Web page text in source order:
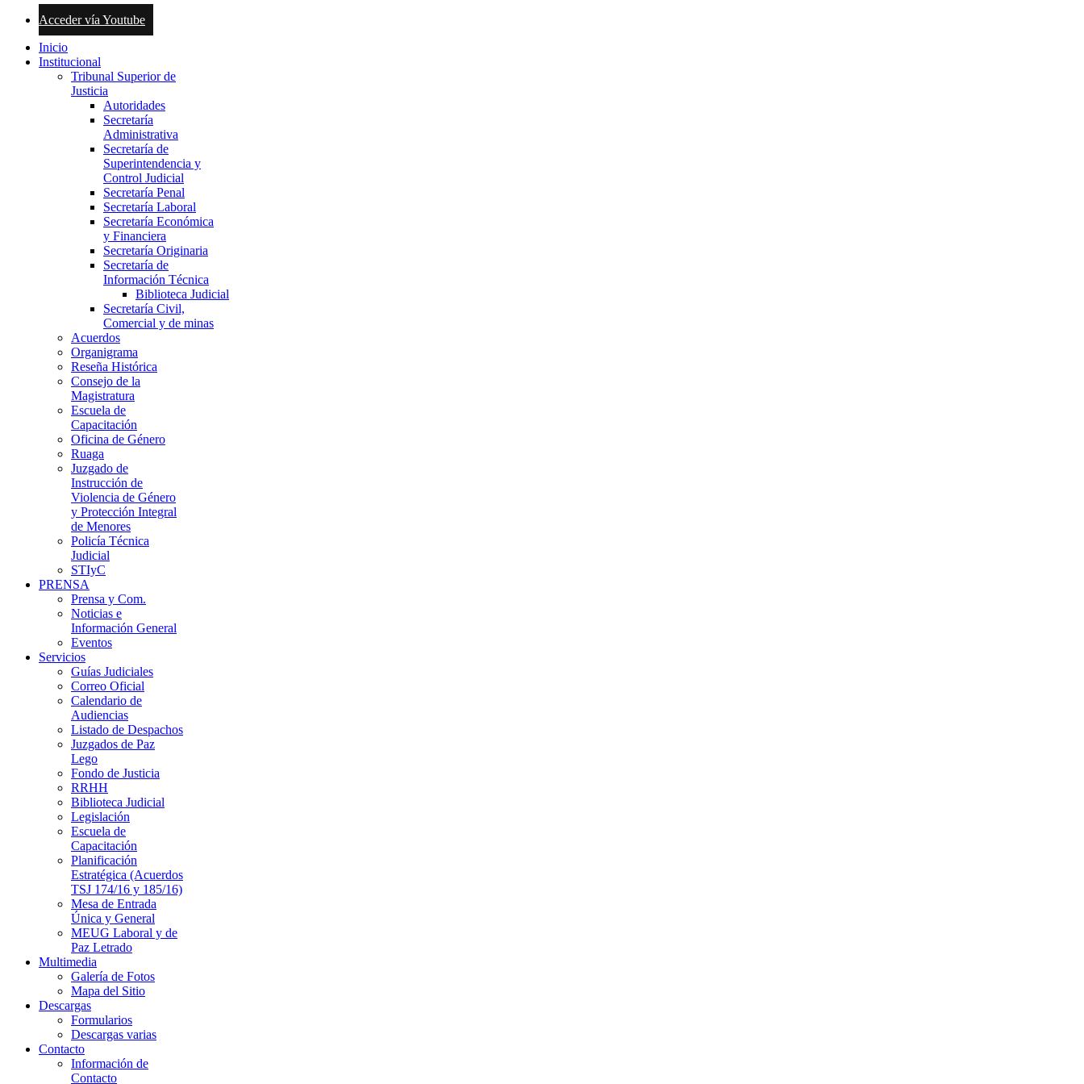
Acceder vía Youtube
Inicio
Institucional
Tribunal Superior de
Justicia
Autoridades
Secretaría
Administrativa
Secretaría de
Superintendencia y
Control Judicial
Secretaría Penal
Secretaría Laboral
Secretaría Económica
y Financiera
Secretaría Originaria
Secretaría de
Información Técnica
Biblioteca Judicial
Secretaría Civil,
Comercial y de minas
Acuerdos
Organigrama
Reseña Histórica
Consejo de la
Magistratura
Escuela de
Capacitación
Oficina de Género
Ruaga
Juzgado de
Instrucción de
Violencia de Género
y Protección Integral
de Menores
Policía Técnica
Judicial
STIyC
PRENSA
Prensa y Com.
Noticias e
Información General
Eventos
Servicios
Guías Judiciales
Correo Oficial
Calendario de
Audiencias
Listado de Despachos
Juzgados de Paz
Lego
Fondo de Justicia
RRHH
Biblioteca Judicial
Legislación
Escuela de
Capacitación
Planificación
Estratégica (Acuerdos
TSJ 174/16 y 185/16)
Mesa de Entrada
Única y General
MEUG Laboral y de
Paz Letrado
Multimedia
Galería de Fotos
Mapa del Sitio
Descargas
Formularios
Descargas varias
Contacto
Información de
Contacto